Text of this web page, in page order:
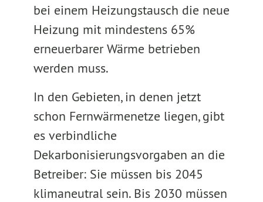
bei einem Heizungstausch die neue
Heizung mit mindestens 65%
erneuerbarer Wärme betrieben
werden muss.
In den Gebieten, in denen jetzt
schon Fernwärmenetze liegen, gibt
es verbindliche
Dekarbonisierungsvorgaben an die
Betreiber: Sie müssen bis 2045
klimaneutral sein. Bis 2030 müssen